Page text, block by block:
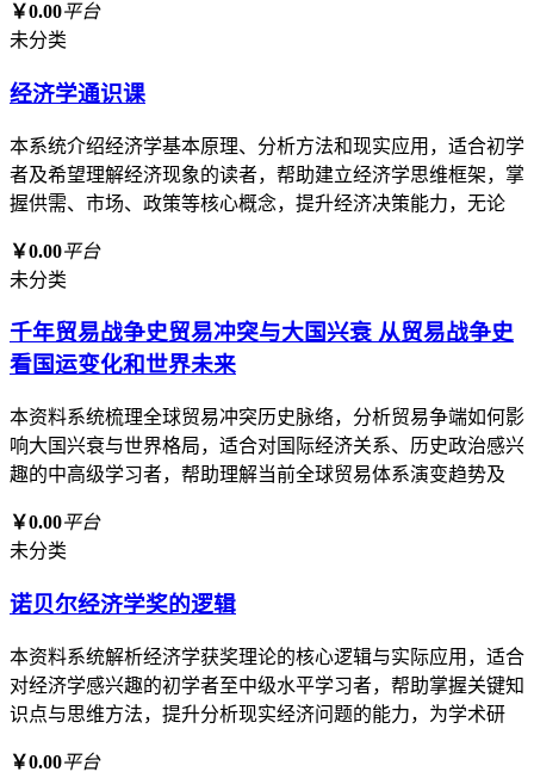
￥0.00平台
未分类
经济学通识课
本系统介绍经济学基本原理、分析方法和现实应用，适合初学
者及希望理解经济现象的读者，帮助建立经济学思维框架，掌
握供需、市场、政策等核心概念，提升经济决策能力，无论
￥0.00平台
未分类
千年贸易战争史贸易冲突与大国兴衰 从贸易战争史
看国运变化和世界未来
本资料系统梳理全球贸易冲突历史脉络，分析贸易争端如何影
响大国兴衰与世界格局，适合对国际经济关系、历史政治感兴
趣的中高级学习者，帮助理解当前全球贸易体系演变趋势及
￥0.00平台
未分类
诺贝尔经济学奖的逻辑
本资料系统解析经济学获奖理论的核心逻辑与实际应用，适合
对经济学感兴趣的初学者至中级水平学习者，帮助掌握关键知
识点与思维方法，提升分析现实经济问题的能力，为学术研
￥0.00平台